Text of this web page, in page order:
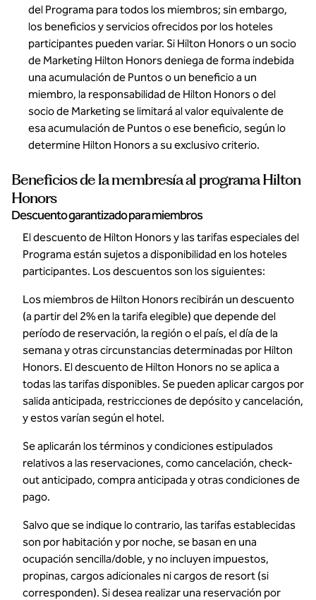
del Programa para todos los miembros; sin embargo,
los beneficios y servicios ofrecidos por los hoteles
participantes pueden variar. Si Hilton Honors o un socio
de Marketing Hilton Honors deniega de forma indebida
una acumulación de Puntos o un beneficio a un
miembro, la responsabilidad de Hilton Honors o del
socio de Marketing se limitará al valor equivalente de
esa acumulación de Puntos o ese beneficio, según lo
determine Hilton Honors a su exclusivo criterio.
Beneficios de la membresía al programa Hilton
Honors
Descuento garantizado para miembros
El descuento de Hilton Honors y las tarifas especiales del
Programa están sujetos a disponibilidad en los hoteles
participantes. Los descuentos son los siguientes:
Los miembros de Hilton Honors recibirán un descuento
(a partir del 2% en la tarifa elegible) que depende del
período de reservación, la región o el país, el día de la
semana y otras circunstancias determinadas por Hilton
Honors. El descuento de Hilton Honors no se aplica a
todas las tarifas disponibles. Se pueden aplicar cargos por
salida anticipada, restricciones de depósito y cancelación,
y estos varían según el hotel.
Se aplicarán los términos y condiciones estipulados
relativos a las reservaciones, como cancelación, check-
out anticipado, compra anticipada y otras condiciones de
pago.
Salvo que se indique lo contrario, las tarifas establecidas
son por habitación y por noche, se basan en una
ocupación sencilla/doble, y no incluyen impuestos,
propinas, cargos adicionales ni cargos de resort (si
corresponden). Si desea realizar una reservación por